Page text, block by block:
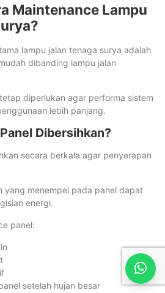
Maintenance Lampu
lampu jalan tenaga surya adalah
dibanding lampu jalan
diperlukan agar performa sistem
lebih panjang.
Dibersihkan?
secara berkala agar penyerapan
yang menempel pada panel dapat
energi.
panel:
setelah hujan besar